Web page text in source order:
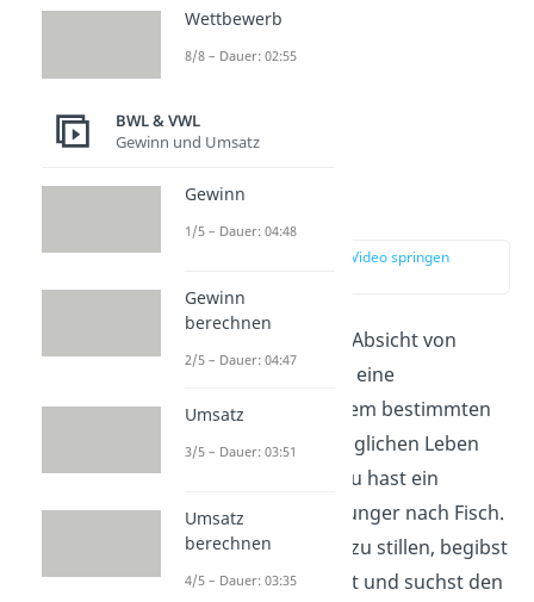
zur Stelle im Video springen
Die Nachfrage ist die Absicht von
Kunden, ein Gut oder eine
Dienstleistung zu einem bestimmten
Preis zu kaufen. Im täglichen Leben
brauchst du Dinge. Du hast ein
Bedürfnis, wie den Hunger nach Fisch.
Um dieses Bedürfnis zu stillen, begibst
du dich auf den Markt und suchst den
Wettbewerb
8/8 – Dauer: 02:55
BWL & VWL
Gewinn und Umsatz
Gewinn
1/5 – Dauer: 04:48
Gewinn
berechnen
2/5 – Dauer: 04:47
Umsatz
3/5 – Dauer: 03:51
Umsatz
berechnen
4/5 – Dauer: 03:35